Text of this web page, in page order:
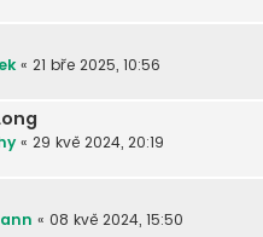
« 21 bře 2025, 10:56
« 29 kvě 2024, 20:19
« 08 kvě 2024, 15:50